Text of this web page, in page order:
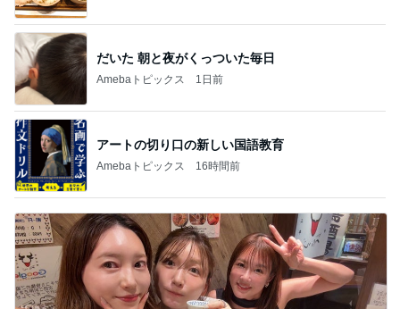
だいた 朝と夜がくっついた毎日
Amebaトピックス 1日前
アートの切り口の新しい国語教育
Amebaトピックス 16時間前